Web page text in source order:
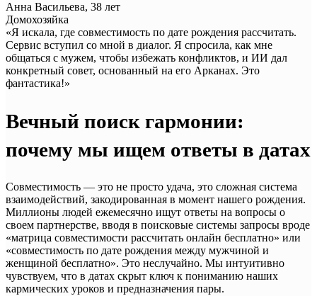
Анна Васильева, 38 лет
Домохозяйка
«Я искала, где совместимость по дате рождения рассчитать.
Сервис вступил со мной в диалог. Я спросила, как мне
общаться с мужем, чтобы избежать конфликтов, и ИИ дал
конкретный совет, основанный на его Арканах. Это
фантастика!»
Вечный поиск гармонии:
почему мы ищем ответы в датах
Совместимость — это не просто удача, это сложная система
взаимодействий, закодированная в момент нашего рождения.
Миллионы людей ежемесячно ищут ответы на вопросы о
своем партнерстве, вводя в поисковые системы запросы вроде
«матрица совместимости рассчитать онлайн бесплатно» или
«совместимость по дате рождения между мужчиной и
женщиной бесплатно». Это неслучайно. Мы интуитивно
чувствуем, что в датах скрыт ключ к пониманию наших
кармических уроков и предназначения пары.